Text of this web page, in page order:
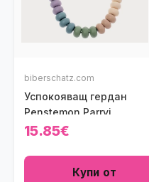
biberschatz.com
Успокояващ гердан
Penstemon Parryi
15.85€
Купи от